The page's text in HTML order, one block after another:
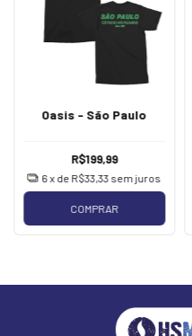
Oasis - São Paulo
R$199,99
6x de R$33,33 sem juros
COMPRAR